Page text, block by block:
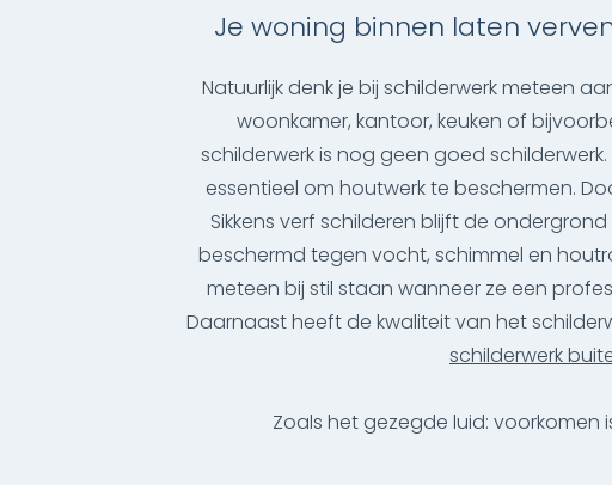
Je woning binnen laten
Natuurlijk denk je bij schilderwerk meteen
woonkamer, kantoor, keuken of
schilderwerk is nog geen goed
essentieel om houtwerk te beschermen.
Sikkens verf schilderen blijft de
beschermd tegen vocht, schimmel en
meteen bij stil staan wanneer ze een
Daarnaast heeft de kwaliteit van het
schilderwerk
Zoals het gezegde luid: voorkomen